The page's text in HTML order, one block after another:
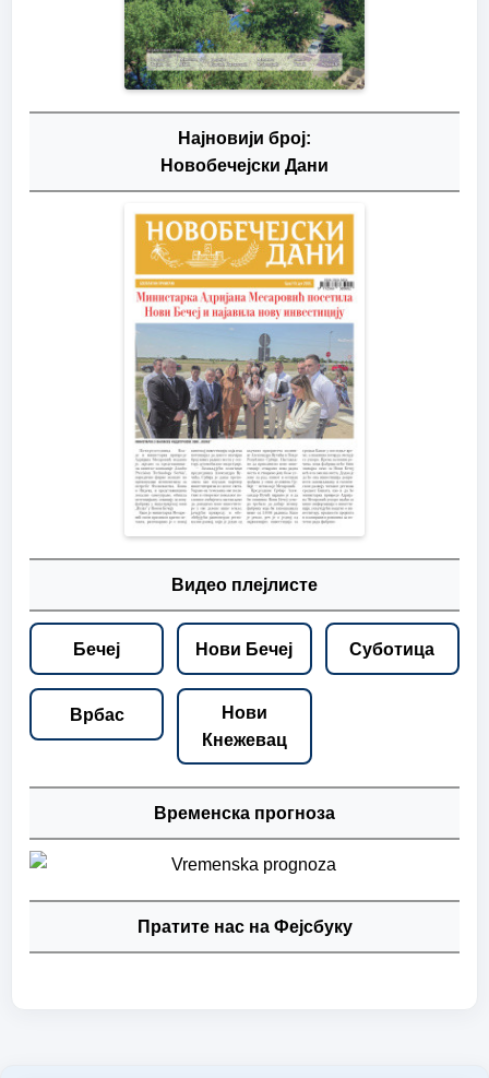
Најновији број:
Новобечејски Дани
Видео плејлисте
Бечеј Нови Бечеј Суботица
Врбас
Нови
Кнежевац
Временска прогноза
Пратите нас на Фејсбуку